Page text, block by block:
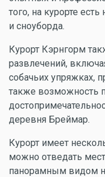
того, на курорте
и сноуборда.
Курорт Кэрнгорм
развлечений,
собачьих упряжках,
также возможность
деревня Бреймар.
Курорт имеет
можно отведать
панорамным видом